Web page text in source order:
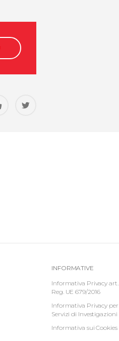
INFORMATIVE
Informativa Privacy art.
Reg. UE 679/2016
Informativa Privacy per
Servizi di Investigazioni
Informativa sui Cookies